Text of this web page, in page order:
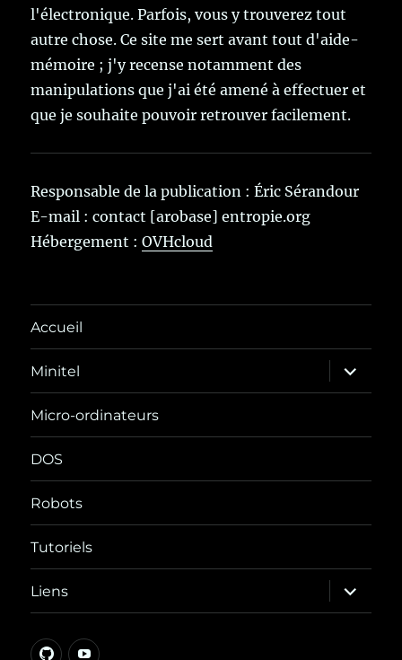
l'électronique. Parfois, vous y trouverez tout
autre chose. Ce site me sert avant tout d'aide-
mémoire ; j'y recense notamment des
manipulations que j'ai été amené à effectuer et
que je souhaite pouvoir retrouver facilement.
Responsable de la publication : Éric Sérandour
E-mail : contact [arobase] entropie.org
Hébergement :OVHcloud
Accueil
Minitel
ouvrir
le
sous-
Micro-ordinateurs
DOS
Robots
Tutoriels
Liens
ouvrir
le
sous-
GitHubYouTube